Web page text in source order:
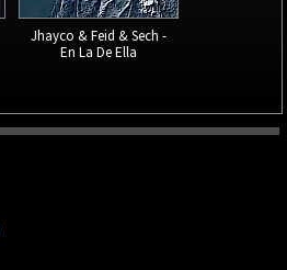
Jhayco & Feid & Sech -
En La De Ella